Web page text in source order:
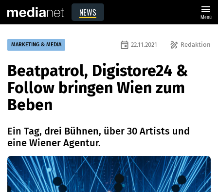
NEWS menu
Menü
MARKETING & MEDIA draw Redaktion
event 22.11.2021
Beatpatrol, Digistore24 &
Follow bringen Wien zum
Beben
Ein Tag, drei Bühnen, über 30 Artists und
eine Wiener Agentur.